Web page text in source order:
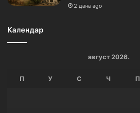
2 дана ago
Календар
август 2026.
П У С Ч П